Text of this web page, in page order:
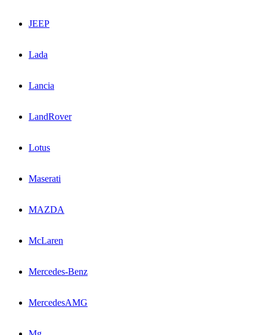
JEEP
Lada
Lancia
LandRover
Lotus
Maserati
MAZDA
McLaren
Mercedes-Benz
MercedesAMG